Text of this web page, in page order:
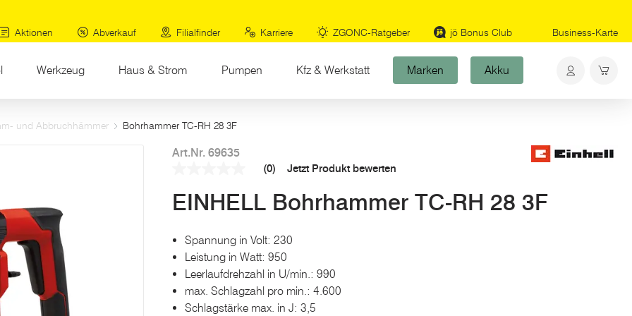
Aktionen
Abverkauf Filialfinder Karriere ZGONC-Ratgeber jö Bonus Club Business-Karte
Werkzeug Haus & Strom Pumpen Kfz & Werkstatt Marken Akku
und Abbruchhämmer Bohrhammer TC-RH 28 3F
Art.Nr. 69635
Link
auf
(0) Jetzt Produkt bewerten
EINHELL Bohrhammer TC-RH 28 3F
Spannung in Volt: 230
Leistung in Watt: 950
Leerlaufdrehzahl in U/min.: 990
max. Schlagzahl pro min.: 4.600
Schlagstärke max. in J: 3,5